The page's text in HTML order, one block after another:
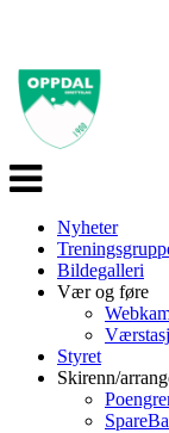
Veksle
navigasjon
Nyheter
Bildegalleri
Vær og føre
Styret
Skirenn/